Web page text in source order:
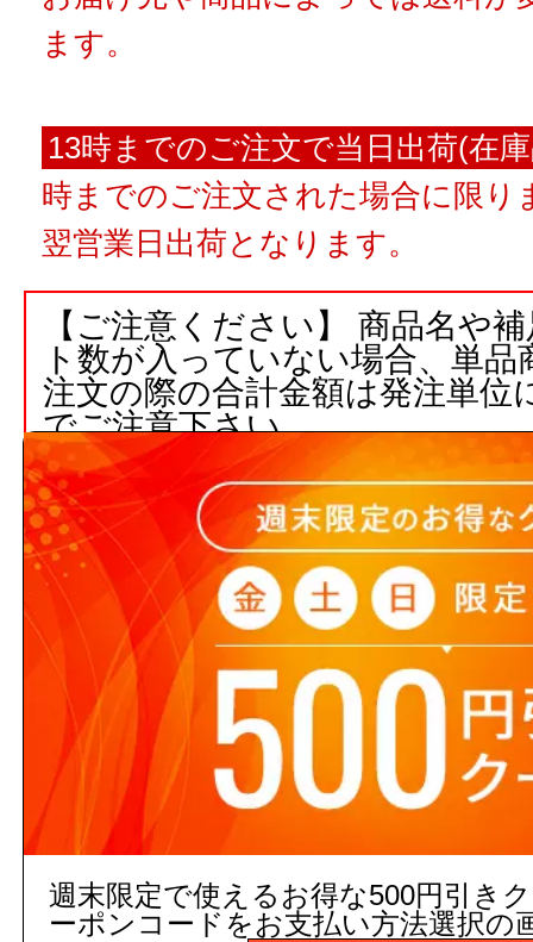
ます。
13時までのご注文で当日出荷(在
時までのご注文された場合に限り
翌営業日出荷となります。
【ご注意ください】 商品名や
ト数が入っていない場合、単
注文の際の合計金額は発注単位
でご注意下さい。
3,000円以上(税込)のご注文
５営業日出荷(メーカー手配品)
商品コード：
111323010101
品番：
TSF-102U/WA
販売価格
数量
週末限定で使えるお得な500円引き
ーポンコードをお支払い方法選択の